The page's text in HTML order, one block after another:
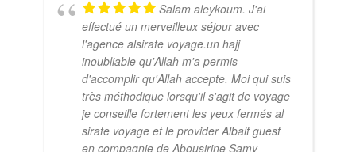
Salam aleykoum. J'ai
effectué un merveilleux séjour avec
l'agence alsirate voyage.un hajj
inoubliable qu'Allah m'a permis
d'accomplir qu'Allah accepte. Moi qui suis
très méthodique lorsqu'il s'agit de voyage
je conseille fortement les yeux fermés al
sirate voyage et le provider Albait guest
en compagnie de Abousirine Samy